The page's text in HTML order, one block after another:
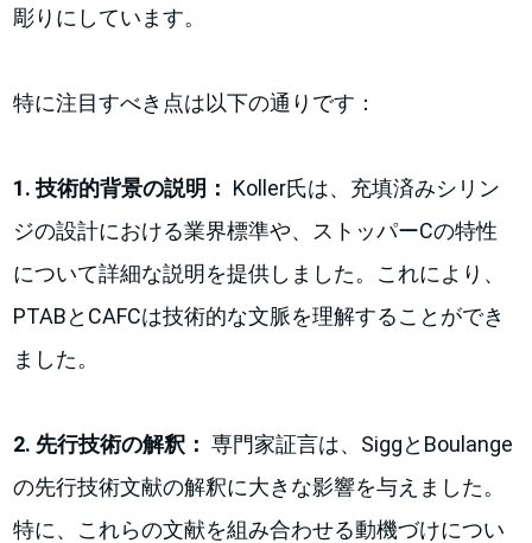
彫りにしています。
特に注目すべき点は以下の通りです：
1. 技術的背景の説明： Koller氏は、充填済みシリン
ジの設計における業界標準や、ストッパーCの特性
について詳細な説明を提供しました。これにより、
PTABとCAFCは技術的な文脈を理解することができ
ました。
2. 先行技術の解釈： 専門家証言は、SiggとBoulange
の先行技術文献の解釈に大きな影響を与えました。
特に、これらの文献を組み合わせる動機づけについ